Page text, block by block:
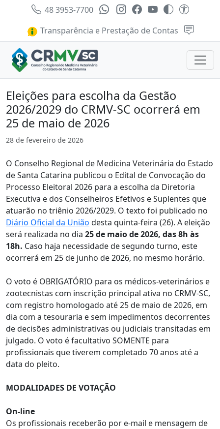
48 3953-7700
Transparência e Prestação de Contas
Eleições para escolha da Gestão
2026/2029 do CRMV-SC ocorrerá em
25 de maio de 2026
28 de fevereiro de 2026
O Conselho Regional de Medicina Veterinária do Estado
de Santa Catarina publicou o Edital de Convocação do
Processo Eleitoral 2026 para a escolha da Diretoria
Executiva e dos Conselheiros Efetivos e Suplentes que
atuarão no triênio 2026/2029. O texto foi publicado no
Diário Oficial da União desta quinta-feira (26). A eleição
será realizada no dia 25 de maio de 2026, das 8h às
18h. Caso haja necessidade de segundo turno, este
ocorrerá em 25 de junho de 2026, no mesmo horário.
O voto é OBRIGATÓRIO para os médicos-veterinários e
zootecnistas com inscrição principal ativa no CRMV-SC,
com registro homologado até 25 de maio de 2026, em
dia com a tesouraria e sem impedimentos decorrentes
de decisões administrativas ou judiciais transitadas em
julgado. O voto é facultativo SOMENTE para
profissionais que tiverem completado 70 anos até a
data do pleito.
MODALIDADES DE VOTAÇÃO
On-line
Os profissionais receberão por e-mail e mensagem de